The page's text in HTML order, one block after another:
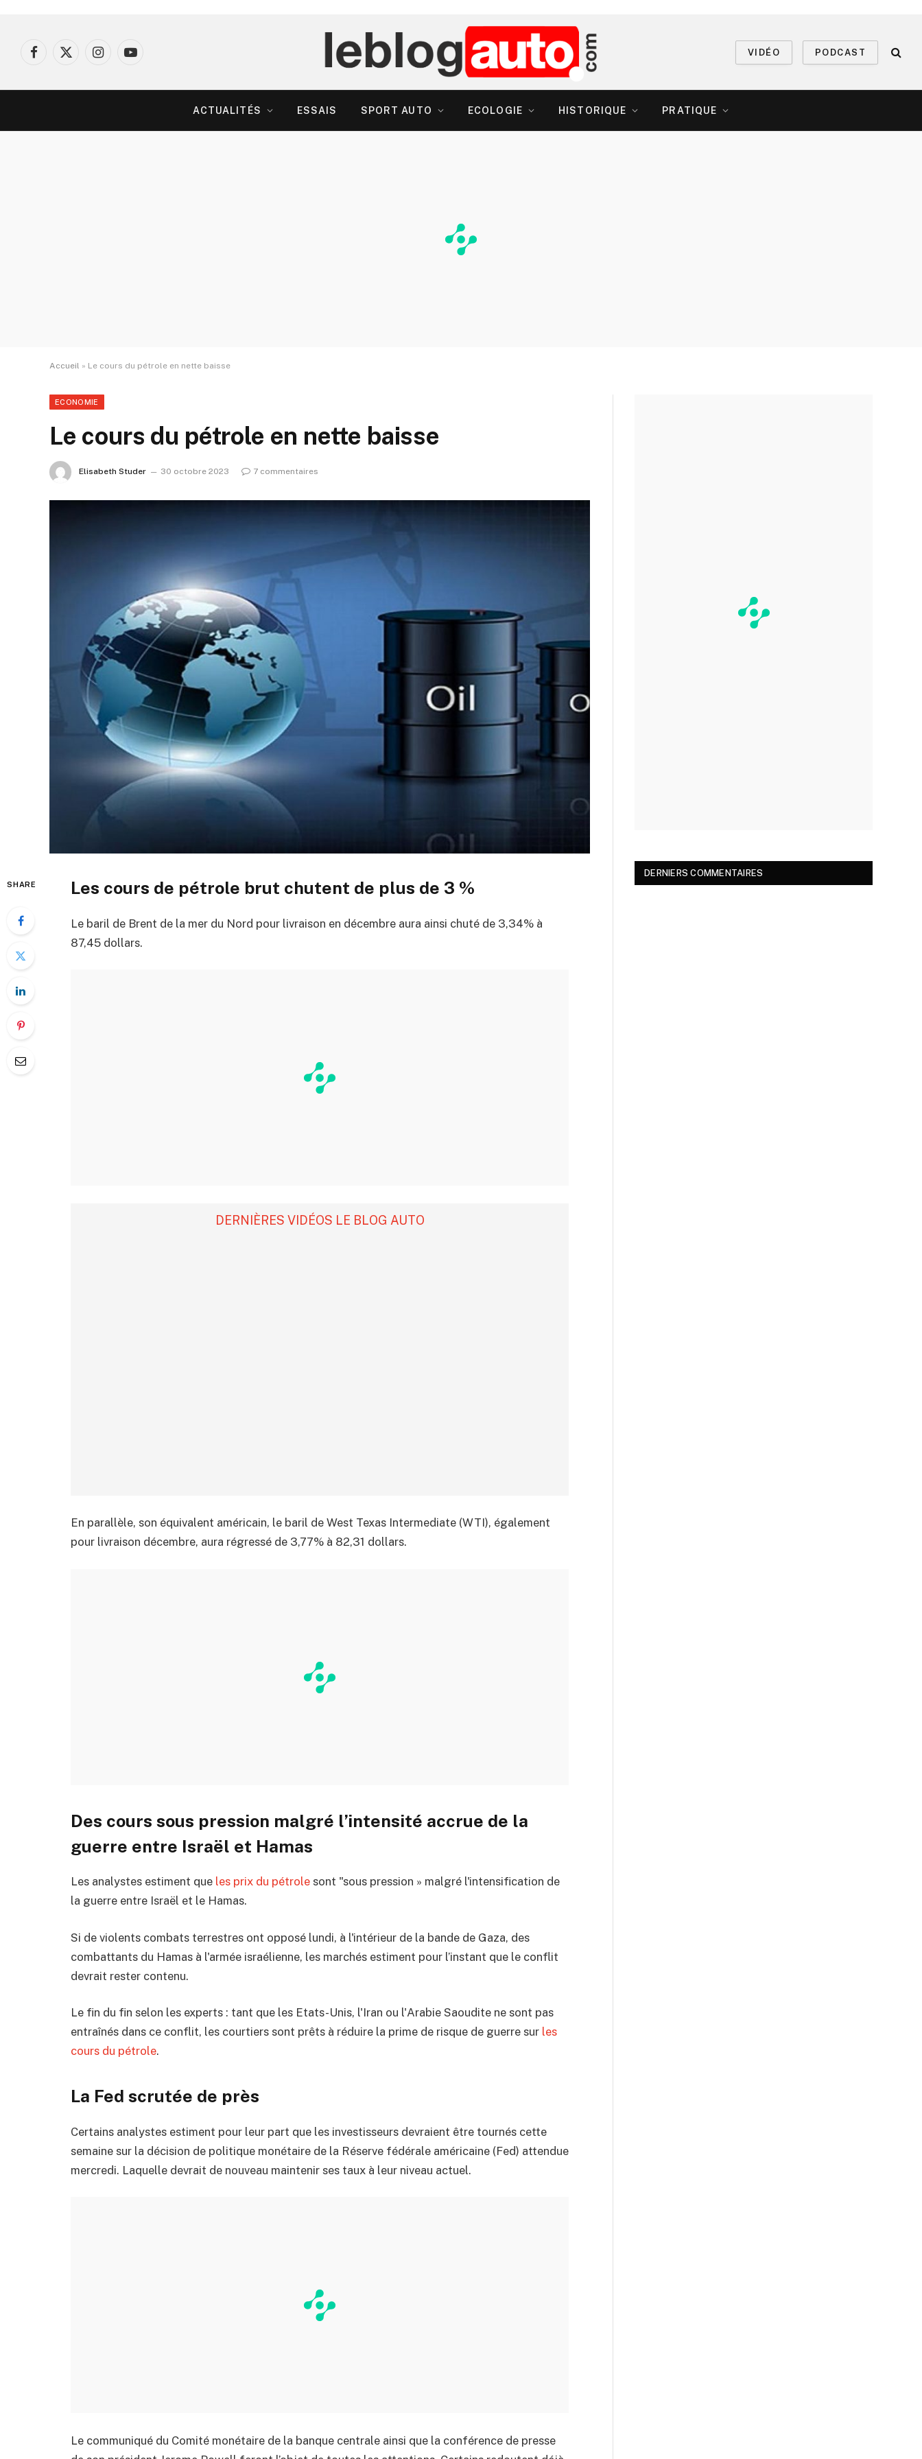
Facebook
X
InstagramYouTube
VIDÉO PODCAST
ACTUALITÉS ESSAIS SPORT AUTO ECOLOGIE HISTORIQUE PRATIQUE
Accueil » Le cours du pétrole en nette baisse
ECONOMIE
Le cours du pétrole en nette baisse
Elisabeth Studer 30 octobre 2023 7 commentaires
SHARE Les cours de pétrole brut chutent de plus de 3 %
Le baril de Brent de la mer du Nord pour livraison en décembre aura ainsi chuté de 3,34% à
87,45 dollars.
DERNIÈRES VIDÉOS LE BLOG AUTO
En parallèle, son équivalent américain, le baril de West Texas Intermediate (WTI), également
pour livraison décembre, aura régressé de 3,77% à 82,31 dollars.
Des cours sous pression malgré l’intensité accrue de la
guerre entre Israël et Hamas
Les analystes estiment que les prix du pétrole sont "sous pression » malgré l'intensification de
la guerre entre Israël et le Hamas.
Si de violents combats terrestres ont opposé lundi, à l'intérieur de la bande de Gaza, des
combattants du Hamas à l'armée israélienne, les marchés estiment pour l’instant que le conflit
devrait rester contenu.
Le fin du fin selon les experts : tant que les Etats-Unis, l'Iran ou l'Arabie Saoudite ne sont pas
entraînés dans ce conflit, les courtiers sont prêts à réduire la prime de risque de guerre sur les
cours du pétrole.
La Fed scrutée de près
Certains analystes estiment pour leur part que les investisseurs devraient être tournés cette
semaine sur la décision de politique monétaire de la Réserve fédérale américaine (Fed) attendue
mercredi. Laquelle devrait de nouveau maintenir ses taux à leur niveau actuel.
Le communiqué du Comité monétaire de la banque centrale ainsi que la conférence de presse
DERNIERS COMMENTAIRES